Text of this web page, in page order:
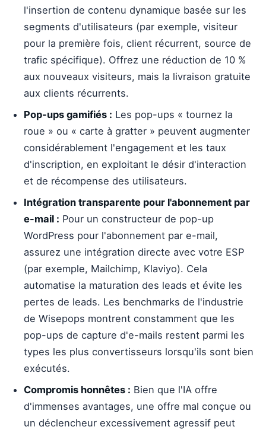
l'insertion de contenu dynamique basée sur les
segments d'utilisateurs (par exemple, visiteur
pour la première fois, client récurrent, source de
trafic spécifique). Offrez une réduction de 10 %
aux nouveaux visiteurs, mais la livraison gratuite
aux clients récurrents.
Pop-ups gamifiés : Les pop-ups « tournez la
roue » ou « carte à gratter » peuvent augmenter
considérablement l'engagement et les taux
d'inscription, en exploitant le désir d'interaction
et de récompense des utilisateurs.
Intégration transparente pour l'abonnement par
e-mail : Pour un constructeur de pop-up
WordPress pour l'abonnement par e-mail,
assurez une intégration directe avec votre ESP
(par exemple, Mailchimp, Klaviyo). Cela
automatise la maturation des leads et évite les
pertes de leads. Les benchmarks de l'industrie
de Wisepops montrent constamment que les
pop-ups de capture d'e-mails restent parmi les
types les plus convertisseurs lorsqu'ils sont bien
exécutés.
Compromis honnêtes : Bien que l'IA offre
d'immenses avantages, une offre mal conçue ou
un déclencheur excessivement agressif peut